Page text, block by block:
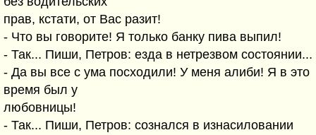
прав, кстати, от Вас разит!
- Что вы говорите! Я только банку пива выпил!
- Так... Пиши, Петров: езда в нетрезвом состоянии...
- Да вы все с ума посходили! У меня алиби! Я в это
время был у
любовницы!
- Так... Пиши, Петров: сознался в изнасиловании